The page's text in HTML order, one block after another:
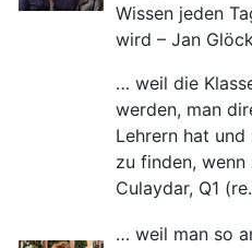
Wissen jeden
wird – Jan
… weil die
werden, man
Lehrern hat
zu finden, wenn
Culaydar, Q1
… weil man so